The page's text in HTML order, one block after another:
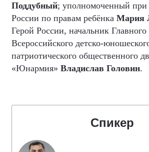
Поддубный; уполномоченный при
России по правам ребёнка Мария
Герой России, начальник
Всероссийского детско-
патриотического общественного
«Юнармия» Владислав Головин.
Спикер